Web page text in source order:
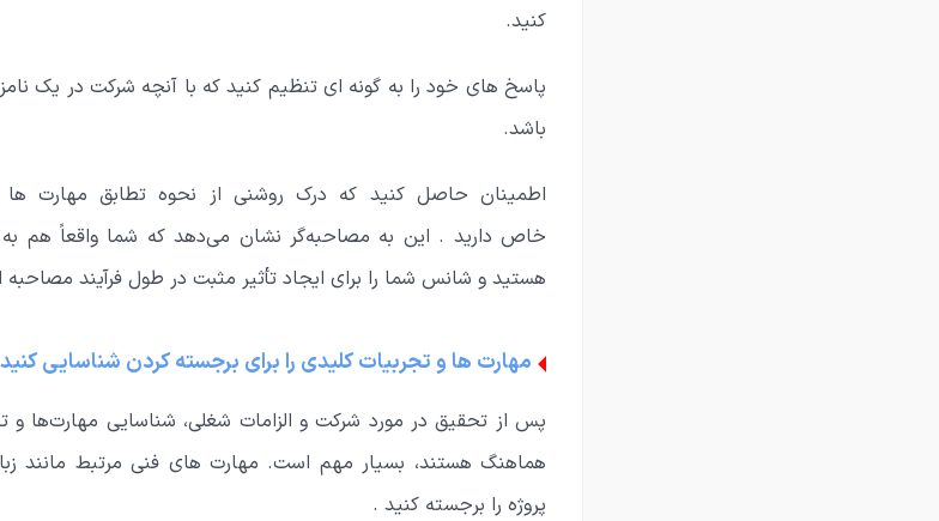
کنید.
پاسخ های خود را به گونه ای تنظیم کنید که با آنچه شرکت در یک
باشد.
اطمینان حاصل کنید که درک روشنی از نحوه تطابق مهارت ها
خاص دارید . این به مصاحبه‌گر نشان می‌دهد که شما واقعاً هم
هستید و شانس شما را برای ایجاد تأثیر مثبت در طول فرآیند
مهارت ها و تجربیات کلیدی را برای برجسته کردن شناسایی کنید
پس از تحقیق در مورد شرکت و الزامات شغلی، شناسایی مهارت‌ها و
هماهنگ هستند، بسیار مهم است. مهارت های فنی مرتبط مانند
پروژه را برجسته کنید .